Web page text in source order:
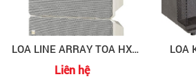
LOA LINE ARRAY TOA HX-7W
Liên hệ